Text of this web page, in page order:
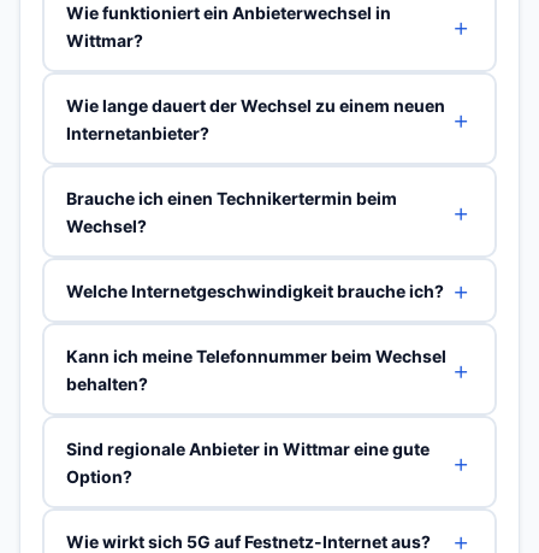
Wie funktioniert ein Anbieterwechsel in
Wittmar?
Wie lange dauert der Wechsel zu einem neuen
Internetanbieter?
Brauche ich einen Technikertermin beim
Wechsel?
Welche Internetgeschwindigkeit brauche ich?
Kann ich meine Telefonnummer beim Wechsel
behalten?
Sind regionale Anbieter in Wittmar eine gute
Option?
Wie wirkt sich 5G auf Festnetz-Internet aus?